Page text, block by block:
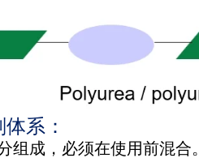
系：
成，必须在使用前混合。